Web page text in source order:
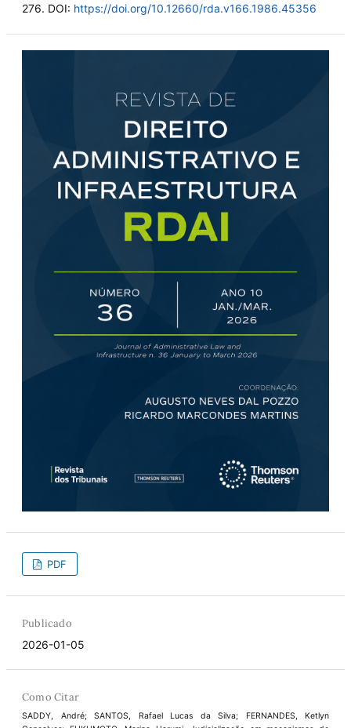
276. DOI: https://doi.org/10.12660/rda.v166.1986.45356
PDF
Publicado
2026-01-05
Como Citar
SADDY, André; SANTOS, Rafael Lucas da Silva; FERNANDES, Ketlyn